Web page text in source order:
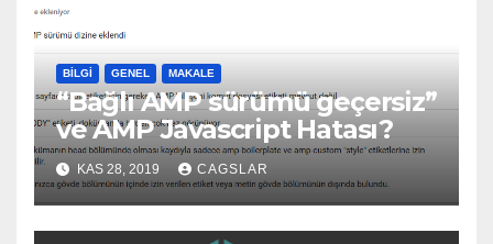
BILGI GENEL MAKALE
“Bağlı AMP sürümü geçersiz”
ve AMP Javascript Hatası?
KAS 28, 2019 CAGSLAR